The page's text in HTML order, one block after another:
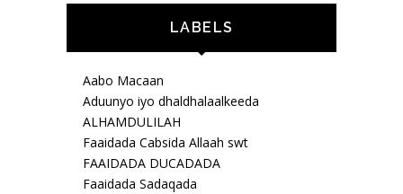
LABELS
Aabo Macaan
Aduunyo iyo dhaldhalaalkeeda
ALHAMDULILAH
Faaidada Cabsida Allaah swt
FAAIDADA DUCADADA
Faaidada Sadaqada